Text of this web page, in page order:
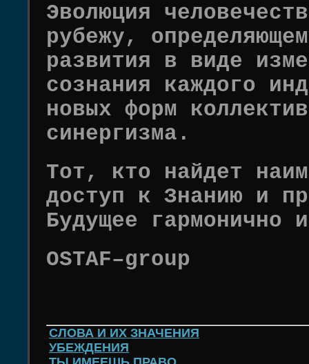
Эволюция
рубежу,
развития в виде
сознания каждого
новых форм
синергизма.
Тот, кто найдет
доступ к Знанию и
Будущее гармонично
OSTAF–group
СЛОВА И ИХ ЗНАЧЕНИЯ
УБЕЖДЕНИЯ